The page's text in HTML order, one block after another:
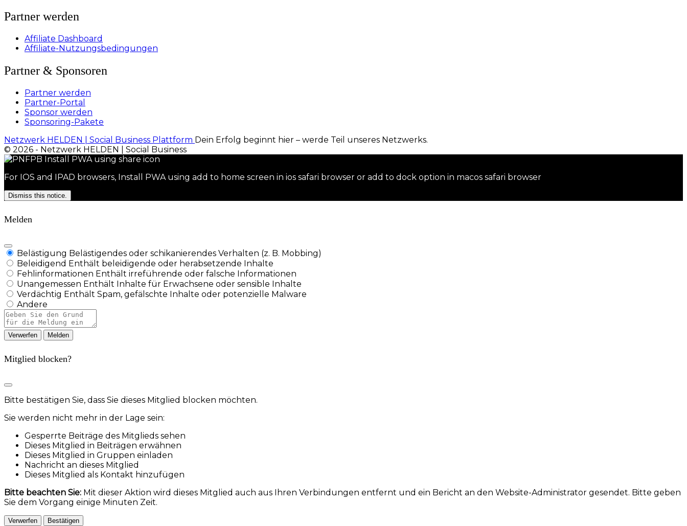
Partner werden
Affiliate Dashboard
Affiliate-Nutzungsbedingungen
Partner & Sponsoren
Partner werden
Partner-Portal
Sponsor werden
Sponsoring-Pakete
Netzwerk HELDEN | Social Business Plattform Dein Erfolg beginnt hier – werde Teil unseres Netzwerks.
© 2026 - Netzwerk HELDEN | Social Business
For IOS and IPAD browsers, Install PWA using add to home screen in ios safari browser or add to dock option in macos safari browser
Dismiss this notice.
Melden
Belästigung Belästigendes oder schikanierendes Verhalten (z. B. Mobbing)
Beleidigend Enthält beleidigende oder herabsetzende Inhalte
Fehlinformationen Enthält irreführende oder falsche Informationen
Unangemessen Enthält Inhalte für Erwachsene oder sensible Inhalte
Verdächtig Enthält Spam, gefälschte Inhalte oder potenzielle Malware
Andere
Berichtsnotiz
Melden
Mitglied blocken?
Bitte bestätigen Sie, dass Sie dieses Mitglied blocken möchten.
Sie werden nicht mehr in der Lage sein:
Gesperrte Beiträge des Mitglieds sehen
Dieses Mitglied in Beiträgen erwähnen
Dieses Mitglied in Gruppen einladen
Nachricht an dieses Mitglied
Dieses Mitglied als Kontakt hinzufügen
Bitte beachten Sie: Mit dieser Aktion wird dieses Mitglied auch aus Ihren Verbindungen entfernt und ein Bericht an den Website-Administrator gesendet. Bitte geben
Sie dem Vorgang einige Minuten Zeit.
Bestätigen